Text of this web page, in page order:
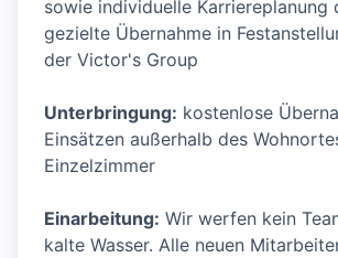
sowie individuelle Karriereplanung
gezielte Übernahme in
der Victor's Group
Unterbringung: kostenlose
Einsätzen außerhalb des
Einzelzimmer
Einarbeitung: Wir werfen kein
kalte Wasser. Alle neuen